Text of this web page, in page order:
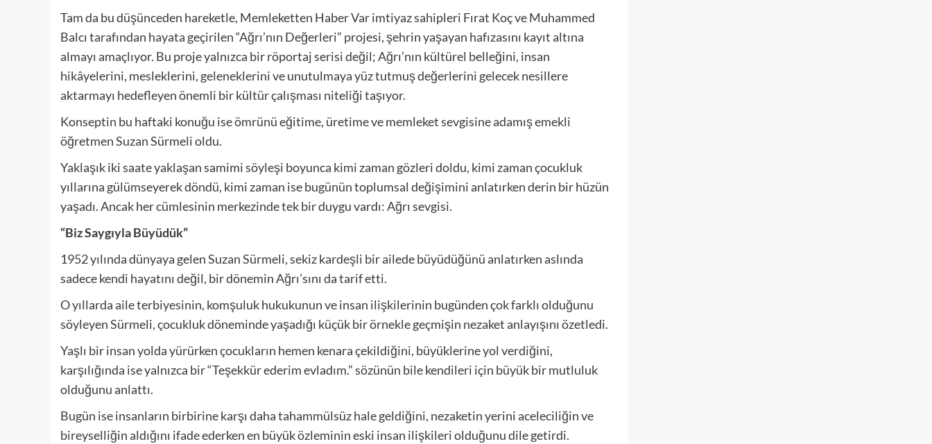
Tam da bu düşünceden hareketle, Memleketten Haber Var imtiyaz sahipleri Fırat Koç ve Muhammed
Balcı tarafından hayata geçirilen “Ağrı’nın Değerleri” projesi, şehrin yaşayan hafızasını kayıt altına
almayı amaçlıyor. Bu proje yalnızca bir röportaj serisi değil; Ağrı’nın kültürel belleğini, insan
hikâyelerini, mesleklerini, geleneklerini ve unutulmaya yüz tutmuş değerlerini gelecek nesillere
aktarmayı hedefleyen önemli bir kültür çalışması niteliği taşıyor.
Konseptin bu haftaki konuğu ise ömrünü eğitime, üretime ve memleket sevgisine adamış emekli
öğretmen Suzan Sürmeli oldu.
Yaklaşık iki saate yaklaşan samimi söyleşi boyunca kimi zaman gözleri doldu, kimi zaman çocukluk
yıllarına gülümseyerek döndü, kimi zaman ise bugünün toplumsal değişimini anlatırken derin bir hüzün
yaşadı. Ancak her cümlesinin merkezinde tek bir duygu vardı: Ağrı sevgisi.
“Biz Saygıyla Büyüdük”
1952 yılında dünyaya gelen Suzan Sürmeli, sekiz kardeşli bir ailede büyüdüğünü anlatırken aslında
sadece kendi hayatını değil, bir dönemin Ağrı’sını da tarif etti.
O yıllarda aile terbiyesinin, komşuluk hukukunun ve insan ilişkilerinin bugünden çok farklı olduğunu
söyleyen Sürmeli, çocukluk döneminde yaşadığı küçük bir örnekle geçmişin nezaket anlayışını özetledi.
Yaşlı bir insan yolda yürürken çocukların hemen kenara çekildiğini, büyüklerine yol verdiğini,
karşılığında ise yalnızca bir “Teşekkür ederim evladım.” sözünün bile kendileri için büyük bir mutluluk
olduğunu anlattı.
Bugün ise insanların birbirine karşı daha tahammülsüz hale geldiğini, nezaketin yerini aceleciliğin ve
bireyselliğin aldığını ifade ederken en büyük özleminin eski insan ilişkileri olduğunu dile getirdi.